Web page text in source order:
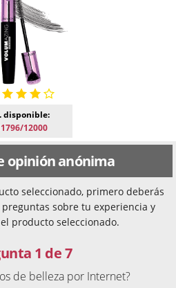
disponible:
12000
opinión anónima
seleccionado, primero deberás
sobre tu experiencia y
producto seleccionado.
1 de 7
de belleza por Internet?